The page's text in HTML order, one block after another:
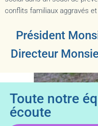
conflits familiaux aggravés
Président
Directeur
Toute notre
écoute